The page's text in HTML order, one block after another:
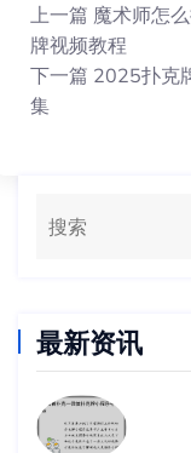
上一篇 魔术师怎
牌视频教程
下一篇 2025扑克
集
最新资讯